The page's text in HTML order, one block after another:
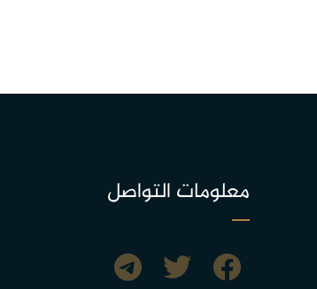
معلومات التواصل